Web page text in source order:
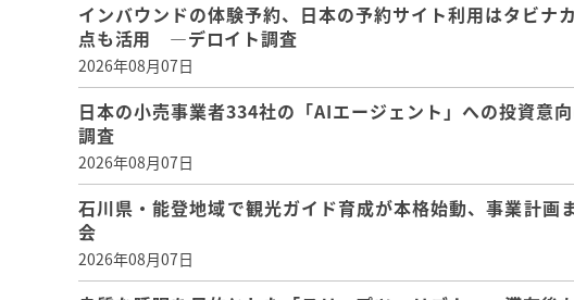
インバウンドの体験予約、日本の予約サイト利用はタビ
点も活用 ―デロイト調査
2026年08月07日
日本の小売事業者334社の「AIエージェント」への投資
調査
2026年08月07日
石川県・能登地域で観光ガイド育成が本格始動、事業計
会
2026年08月07日